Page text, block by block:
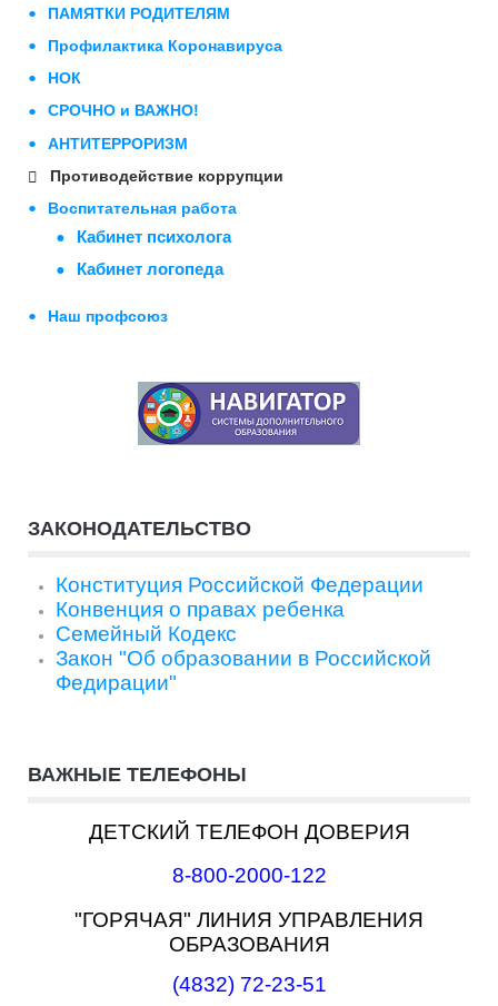
ПАМЯТКИ РОДИТЕЛЯМ
Профилактика Коронавируса
НОК
СРОЧНО и ВАЖНО!
АНТИТЕРРОРИЗМ
Противодействие коррупции
Воспитательная работа
Кабинет психолога
Кабинет логопеда
Наш профсоюз
ЗАКОНОДАТЕЛЬСТВО
Конституция Российской Федерации
Конвенция о правах ребенка
Семейный Кодекс
Закон "Об образовании в Российской
Федирации"
ВАЖНЫЕ ТЕЛЕФОНЫ
ДЕТСКИЙ ТЕЛЕФОН ДОВЕРИЯ
8-800-2000-122
"ГОРЯЧАЯ" ЛИНИЯ УПРАВЛЕНИЯ
ОБРАЗОВАНИЯ
(4832) 72-23-51